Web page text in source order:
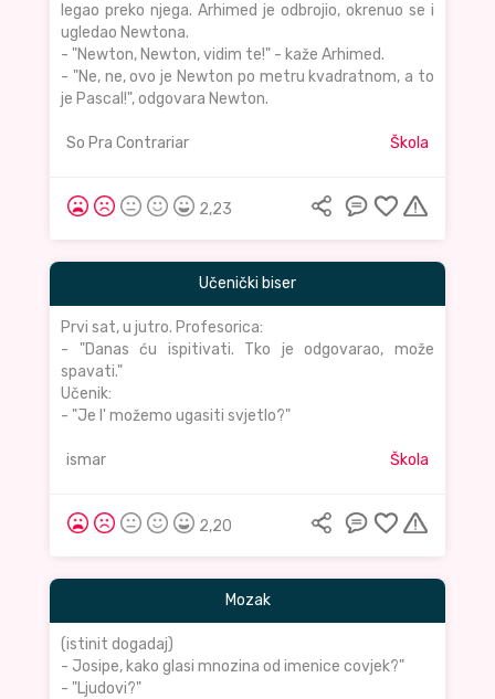
legao preko njega. Arhimed je odbrojio, okrenuo se i
ugledao Newtona.
- "Newton, Newton, vidim te!" - kaže Arhimed.
- "Ne, ne, ovo je Newton po metru kvadratnom, a to
je Pascal!", odgovara Newton.
So Pra Contrariar Škola
2,23
Učenički biser
Prvi sat, u jutro. Profesorica:
- "Danas ću ispitivati. Tko je odgovarao, može
spavati."
Učenik:
- "Je l' možemo ugasiti svjetlo?"
ismar Škola
2,20
Mozak
(istinit dogadaj)
- Josipe, kako glasi mnozina od imenice covjek?"
- "Ljudovi?"